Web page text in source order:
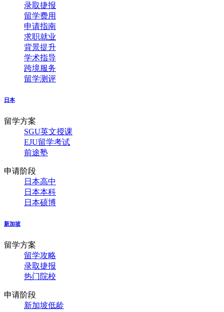
录取捷报
留学费用
申请指南
求职就业
背景提升
学术指导
跨境服务
留学测评
日本
留学方案
SGU英文授课
EJU留学考试
前途塾
申请阶段
日本高中
日本本科
日本硕博
新加坡
留学方案
留学攻略
录取捷报
热门院校
申请阶段
新加坡低龄